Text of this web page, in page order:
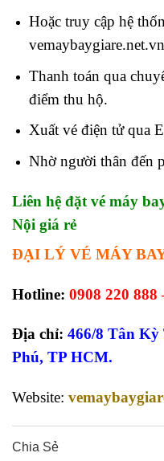
Hoặc truy cập hệ
Thanh toán qua
điểm thu hộ.
Xuất vé điện tử qua
Nhờ người thân đến
Liên hệ đặt vé máy
Nội giá rẻ
ĐẠI LÝ VÉ MÁY
Hotline: 0908 220 888
Địa chỉ: 466/8 Tân Kỳ
Phú, TP HCM.
Website:
Chia Sẻ